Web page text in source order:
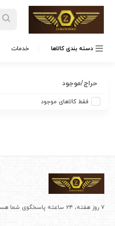
search
دسته بندی کالاها خدمات
حراج/موجود
فقط کالاهای موجود
۷ روز هفته، ۲۴ ساعته پاسخگوی شما هستیم.